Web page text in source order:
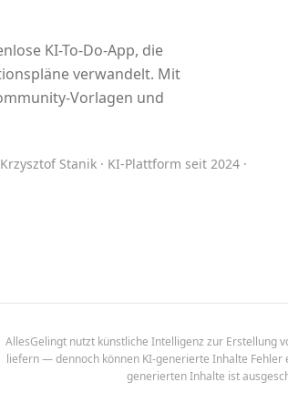
KI-To-Do-App, die
verwandelt. Mit
Vorlagen und
Stanik · KI-Plattform seit 2024 ·
AllesGelingt nutzt künstliche Intelligenz zur Erstellung
liefern — dennoch können KI-generierte Inhalte Fehler
generierten Inhalte ist